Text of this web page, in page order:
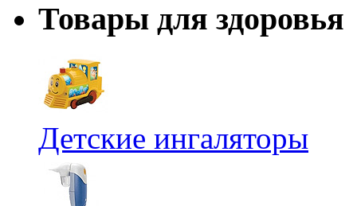
Товары для здоровья
Детские ингаляторы